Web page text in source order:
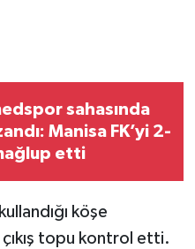
sahasında
Manisa FK’yi 2-
etti
köşe
topu kontrol etti.